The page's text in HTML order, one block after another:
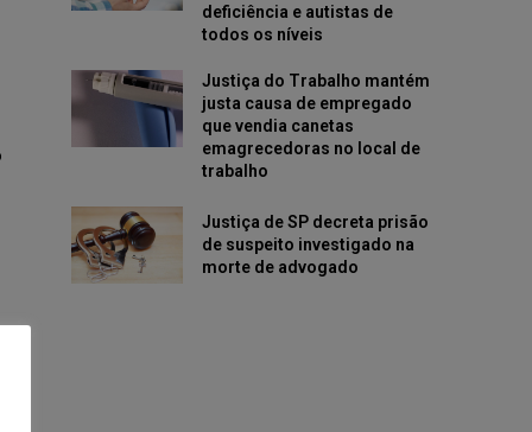
deficiência e autistas de
todos os níveis
Justiça do Trabalho mantém
justa causa de empregado
que vendia canetas
emagrecedoras no local de
trabalho
Justiça de SP decreta prisão
de suspeito investigado na
morte de advogado